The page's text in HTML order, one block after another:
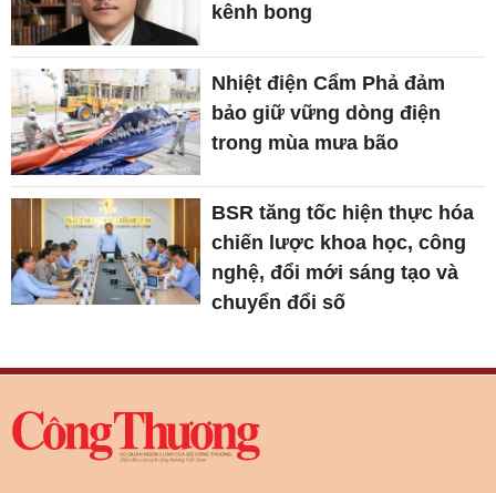
kênh bong
Nhiệt điện Cẩm Phả đảm
bảo giữ vững dòng điện
trong mùa mưa bão
BSR tăng tốc hiện thực hóa
chiến lược khoa học, công
nghệ, đổi mới sáng tạo và
chuyển đổi số